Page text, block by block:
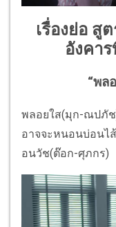
เรื่องย่อ สู
อังคา
“พล
พลอยใส(มุก-ณปภัช
อาจจะหนอนบ่อนไ
อนวัช(ต๊อก-ศุภกร)